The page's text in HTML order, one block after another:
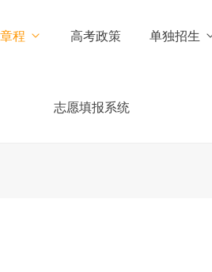
程 高考政策 单独招生
志愿填报系统